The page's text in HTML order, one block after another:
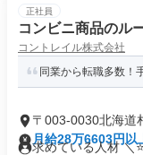
正社員
コンビニ商品のル
コントレイル株式会社
同業から転職多数
〒003-0030北海道
ー
月給28万6603円以
求めている人材 ＼